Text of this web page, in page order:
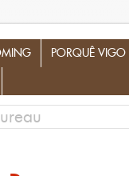
del TurismoPORQUÊ VIGO